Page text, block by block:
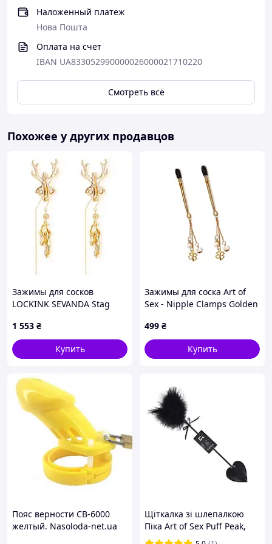
при получении, по этому если вы забрали
посылку,автоматически мы считаем что вы на все
vozvrat-i-obmen-tovara-.html
Наложенный платеж
Нова Пошта
Оплата на счет
IBAN UA833052990000026000021710220
Смотреть всё
Похожее у других продавцов
Зажимы для сосков
LOCKINK SEVANDA Stag
золотистые, со съемными
подвесками - SX0878
1 553 ₴
Купить
Зажимы для соска Art of
Sex - Nipple Clamps Golden
499 ₴
Купить
Пояс верности CB-6000
желтый. Nasoloda-net.ua
Щіткалка зі шлепалкою
Піка Art of Sex Puff Peak,
колір Чорний Feromon